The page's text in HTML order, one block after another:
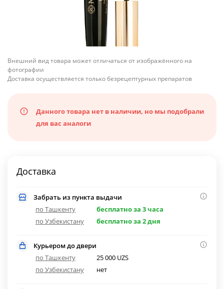
Внешний вид товара может отличаться от изображённого на
фотографии
Доставка осуществляется только безрецептурных препаратов
Данного товара нет в наличии, но мы подобрали
для вас аналоги
Доставка
Забрать из пункта выдачи
по Ташкенту
бесплатно за 3 часа
по Узбекистану
бесплатно за 2 дня
Курьером до двери
по Ташкенту
25 000 UZS
по Узбекистану
нет